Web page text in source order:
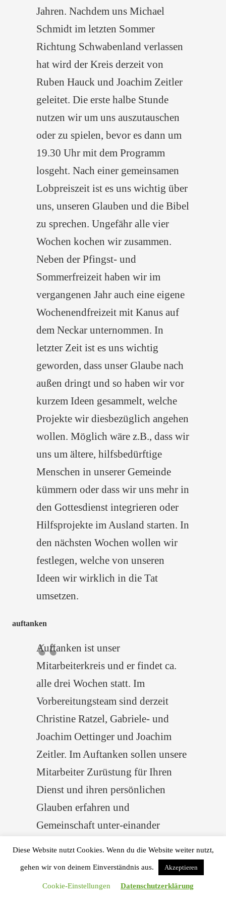
Jahren. Nachdem uns Michael
Schmidt im letzten Sommer
Richtung Schwabenland verlassen
hat wird der Kreis derzeit von
Ruben Hauck und Joachim Zeitler
geleitet. Die erste halbe Stunde
nutzen wir um uns auszutauschen
oder zu spielen, bevor es dann um
19.30 Uhr mit dem Programm
losgeht. Nach einer gemeinsamen
Lobpreiszeit ist es uns wichtig über
uns, unseren Glauben und die Bibel
zu sprechen. Ungefähr alle vier
Wochen kochen wir zusammen.
Neben der Pfingst- und
Sommerfreizeit haben wir im
vergangenen Jahr auch eine eigene
Wochenendfreizeit mit Kanus auf
dem Neckar unternommen. In
letzter Zeit ist es uns wichtig
geworden, dass unser Glaube nach
außen dringt und so haben wir vor
kurzem Ideen gesammelt, welche
Projekte wir diesbezüglich angehen
wollen. Möglich wäre z.B., dass wir
uns um ältere, hilfsbedürftige
Menschen in unserer Gemeinde
kümmern oder dass wir uns mehr in
den Gottesdienst integrieren oder
Hilfsprojekte im Ausland starten. In
den nächsten Wochen wollen wir
festlegen, welche von unseren
Ideen wir wirklich in die Tat
umsetzen.
auftanken
Auftanken ist unser
Mitarbeiterkreis und er findet ca.
alle drei Wochen statt. Im
Vorbereitungsteam sind derzeit
Christine Ratzel, Gabriele- und
Joachim Oettinger und Joachim
Zeitler. Im Auftanken sollen unsere
Mitarbeiter Zurüstung für Ihren
Dienst und ihren persönlichen
Glauben erfahren und
Gemeinschaft unter-einander
das Programm entweder selbst zu
gestalten oder Gäste ein-zuladen.
Diese Website nutzt Cookies. Wenn du die Website weiter nutzt,
gehen wir von deinem Einverständnis aus. Akzeptieren
Cookie-Einstellungen Datenschutzerklärung